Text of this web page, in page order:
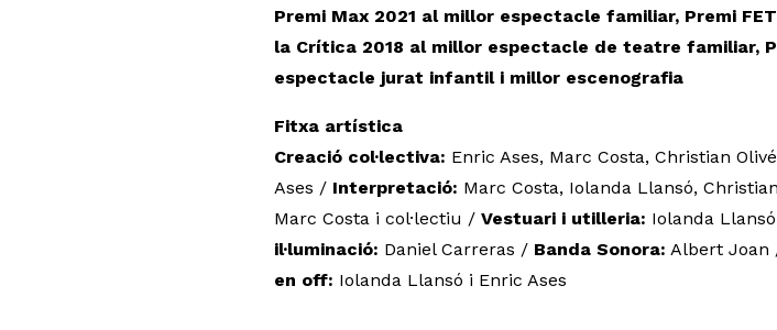
Premi Max 2021 al millor espectacle familiar, Premi
la Crítica 2018 al millor espectacle de teatre familiar,
espectacle jurat infantil i millor escenografia
Fitxa artística
Creació col·lectiva: Enric Ases, Marc Costa, Christian
Ases / Interpretació: Marc Costa, Iolanda Llansó,
Marc Costa i col·lectiu / Vestuari i utilleria: Iolanda
il·luminació: Daniel Carreras / Banda Sonora: Albert Joan
en off: Iolanda Llansó i Enric Ases